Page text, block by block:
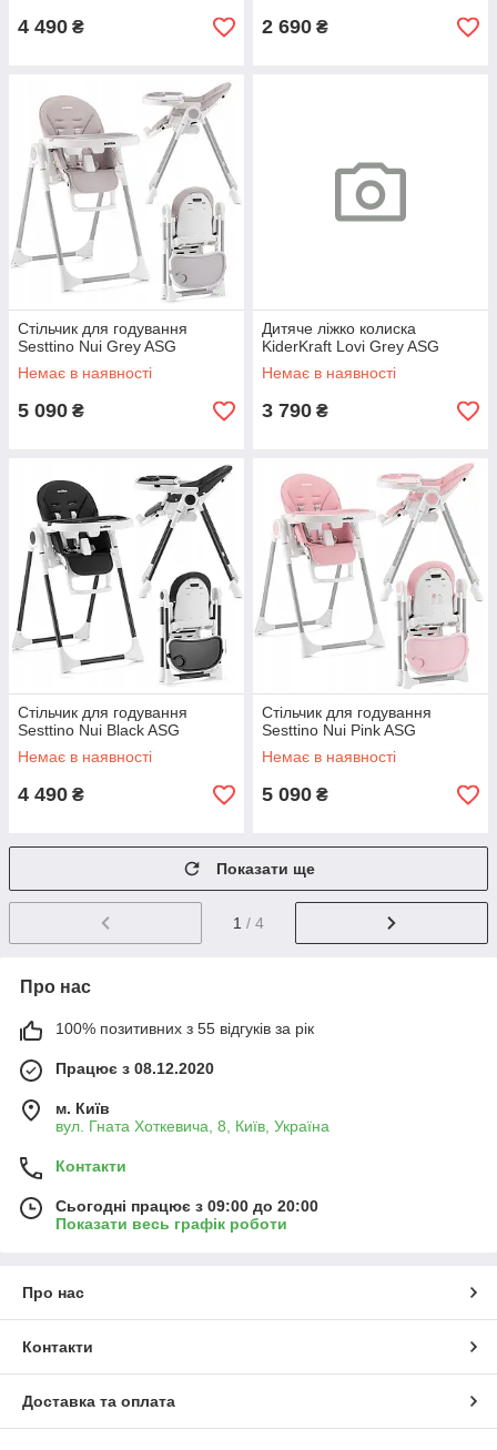
4 490 ₴ 2 690 ₴
Стільчик для годування
Sesttino Nui Grey ASG
Немає в наявності
5 090 ₴
Дитяче ліжко колиска
KiderKraft Lovi Grey ASG
Немає в наявності
3 790 ₴
Стільчик для годування
Sesttino Nui Black ASG
Немає в наявності
4 490 ₴
Стільчик для годування
Sesttino Nui Pink ASG
Немає в наявності
5 090 ₴
Показати ще
1 / 4
Про нас
100% позитивних з 55 відгуків за рік
Працює з 08.12.2020
м. Київ
вул. Гната Хоткевича, 8, Київ, Україна
Контакти
Сьогодні працює з 09:00 до 20:00
Показати весь графік роботи
Про нас
Контакти
Доставка та оплата